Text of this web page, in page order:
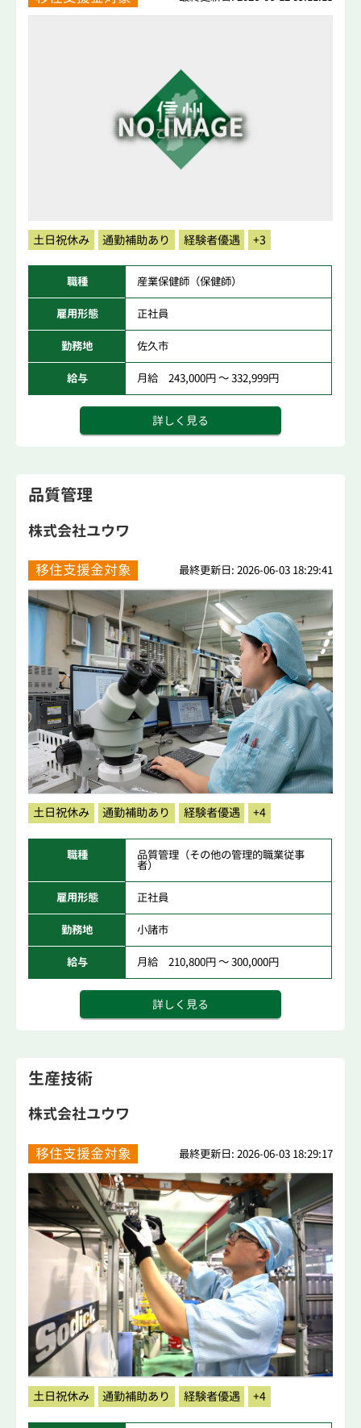
土日祝休み 通勤補助あり 経験者優遇 +3
職種 産業保健師（保健師）
雇用形態 正社員
勤務地 佐久市
給与 月給 243,000円 ～ 332,999円
詳しく見る
品質管理
株式会社ユウワ
移住支援金対象 最終更新日: 2026-06-03 18:29:41
土日祝休み 通勤補助あり 経験者優遇 +4
職種 品質管理（その他の管理的職業従事
者）
雇用形態 正社員
勤務地 小諸市
給与 月給 210,800円 ～ 300,000円
詳しく見る
生産技術
株式会社ユウワ
移住支援金対象 最終更新日: 2026-06-03 18:29:17
土日祝休み 通勤補助あり 経験者優遇 +4